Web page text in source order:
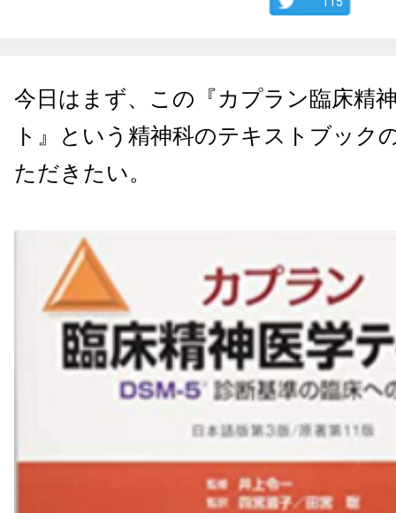
今日はまず、この『カプラン臨床精
ト』という精神科のテキストブック
ただきたい。